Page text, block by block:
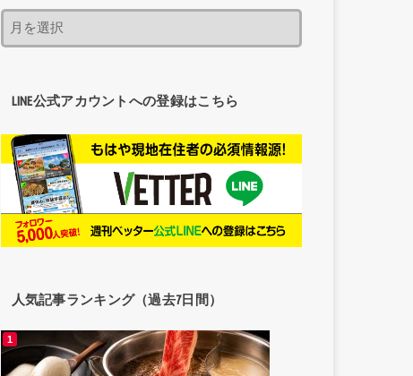
LINE公式アカウントへの登録はこちら
人気記事ランキング（過去7日間）